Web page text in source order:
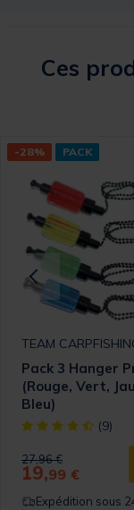
Ces
Rating
panier
-28% PACK
TEAM
Pack 3 Hanger
(Rouge, Vert,
Bleu)
[object Object]
(9)
Price reduced from
27,96 €to
19,99 €
Expédition sous